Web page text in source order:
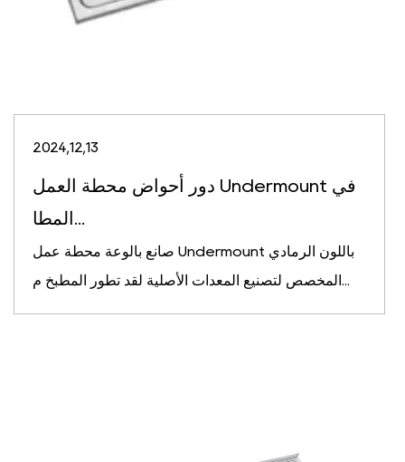
2024,12,13
دور أحواض محطة العمل Undermount في
صانع بالوعة محطة عمل Undermount باللون الرمادي
المخصص لتصنيع المعدات الأصلية لقد تطور المطبخ م...